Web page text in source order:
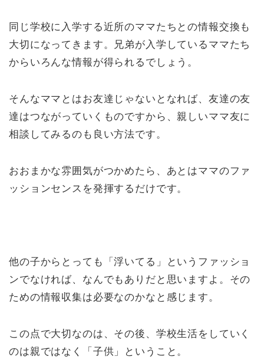
同じ学校に入学する近所のママたちとの情報交換も
大切になってきます。兄弟が入学しているママたち
からいろんな情報が得られるでしょう。
そんなママとはお友達じゃないとなれば、友達の友
達はつながっていくものですから、親しいママ友に
相談してみるのも良い方法です。
おおまかな雰囲気がつかめたら、あとはママのファ
ッションセンスを発揮するだけです。
他の子からとっても「浮いてる」というファッショ
ンでなければ、なんでもありだと思いますよ。その
ための情報収集は必要なのかなと感じます。
この点で大切なのは、その後、学校生活をしていく
のは親ではなく「子供」ということ。